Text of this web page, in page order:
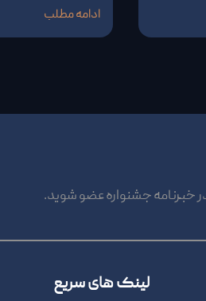
ادامه مطلب
خبرنامه جشنواره عضو شوید.
لینک های سریع